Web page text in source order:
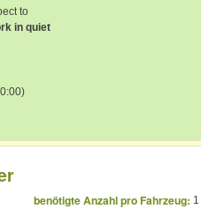
to
in quiet
benötigte Anzahl pro Fahrzeug: 1